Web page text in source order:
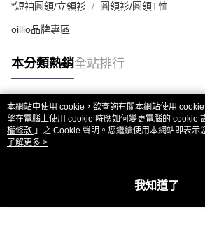
*短袖圓領/立領衫 圓領衫/圓領T恤
oillio品牌專區
本分類熱銷全站排行
熱門標籤
本網站中使用 cookie，欲查詢有關本網站使用
望在電腦上使用 cookie 時應如何變更電腦的 cookie
權條款 」之 Cookie 聲明。您繼續使用本網站即表示
用條款之 Cookie 聲明使用 cookie。
了解更多 >
我知道了